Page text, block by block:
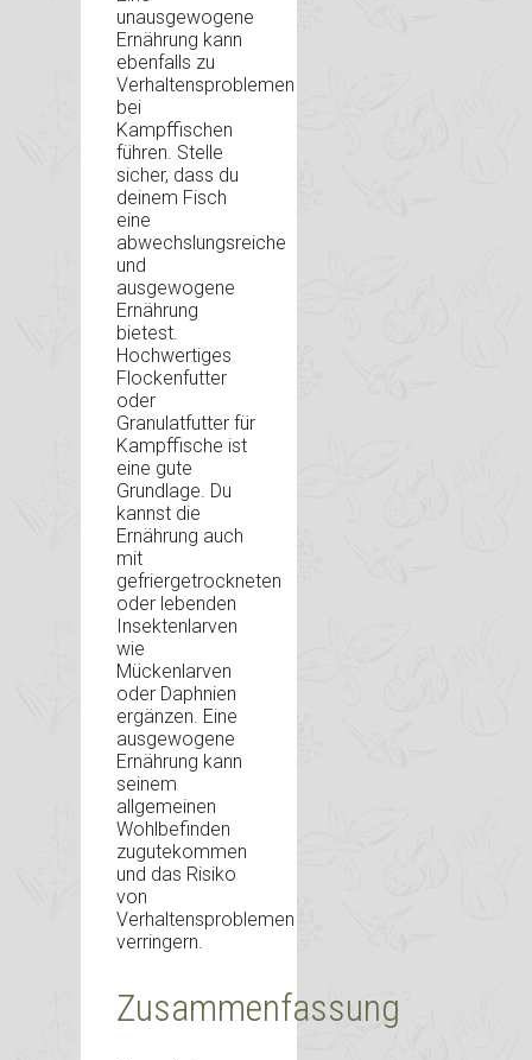
unausgewogene
Ernährung kann
ebenfalls zu
Verhaltensproblemen
bei
Kampffischen
führen. Stelle
sicher, dass du
deinem Fisch
eine
abwechslungsreiche
und
ausgewogene
Ernährung
bietest.
Hochwertiges
Flockenfutter
oder
Granulatfutter für
Kampffische ist
eine gute
Grundlage. Du
kannst die
Ernährung auch
mit
gefriergetrockneten
oder lebenden
Insektenlarven
wie
Mückenlarven
oder Daphnien
ergänzen. Eine
ausgewogene
Ernährung kann
seinem
allgemeinen
Wohlbefinden
zugutekommen
und das Risiko
von
Verhaltensproblemen
verringern.
Zusammenfassung